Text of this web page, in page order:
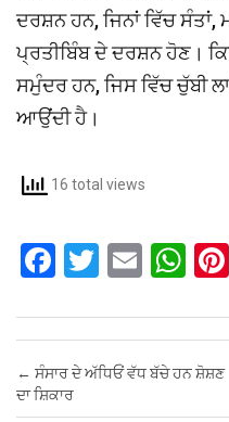
ਦਰਸ਼ਨ ਹਨ, ਜਿਨਾਂ ਵਿੱਚ ਸੰਤਾਂ,
ਪ੍ਰਤੀਬਿੰਬ ਦੇ ਦਰਸ਼ਨ ਹੋਣ।
ਸਮੁੰਦਰ ਹਨ, ਜਿਸ ਵਿੱਚ ਚੁੱਬੀ
ਆਉਂਦੀ ਹੈ।
16 total views
F
ce
b
o
T
tt
er
E
ail
W
at
s
Post navigation
← ਸੰਸਾਰ ਦੇ ਅੱਧਿਓਂ ਵੱਧ ਬੱਚੇ ਹਨ ਸ਼ੋਸ਼ਣ
ਦਾ ਸ਼ਿਕਾਰ